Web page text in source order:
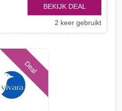
BEKIJK DEAL
2 keer gebruikt
Deal